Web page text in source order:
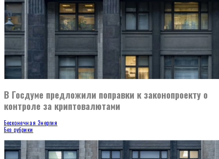
В Госдуме предложили поправки к законопроекту о
контроле за криптовалютами
Бесконечная Энергия
Без рубрики